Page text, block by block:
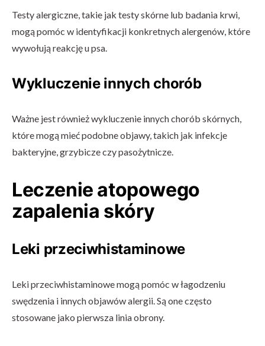
Testy alergiczne, takie jak testy skórne lub badania krwi,
mogą pomóc w identyfikacji konkretnych alergenów, które
wywołują reakcję u psa.
Wykluczenie innych chorób
Ważne jest również wykluczenie innych chorób skórnych,
które mogą mieć podobne objawy, takich jak infekcje
bakteryjne, grzybicze czy pasożytnicze.
Leczenie atopowego
zapalenia skóry
Leki przeciwhistaminowe
Leki przeciwhistaminowe mogą pomóc w łagodzeniu
swędzenia i innych objawów alergii. Są one często
stosowane jako pierwsza linia obrony.